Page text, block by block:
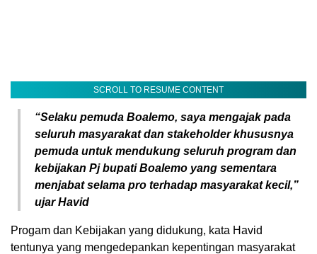
SCROLL TO RESUME CONTENT
“Selaku pemuda Boalemo, saya mengajak pada
seluruh masyarakat dan stakeholder khususnya
pemuda untuk mendukung seluruh program dan
kebijakan Pj bupati Boalemo yang sementara
menjabat selama pro terhadap masyarakat kecil,”
ujar Havid
Progam dan Kebijakan yang didukung, kata Havid
tentunya yang mengedepankan kepentingan masyarakat